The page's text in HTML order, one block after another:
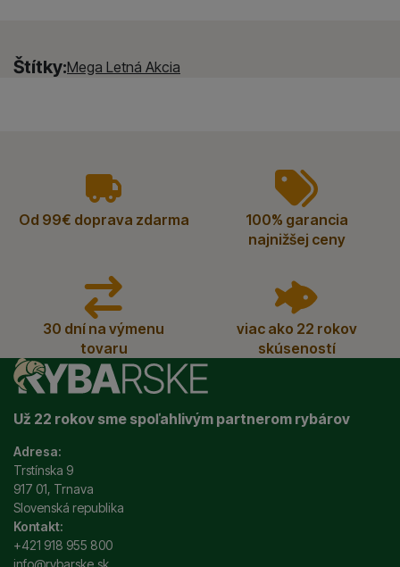
Štítky:Mega Letná Akcia
vyhody
Od 99€ doprava zdarma
100% garancia
najnižšej ceny
30 dní na výmenu
tovaru
viac ako 22 rokov
skúseností
Už 22 rokov sme spoľahlivým partnerom rybárov
Adresa:
Trstínska 9
917 01, Trnava
Slovenská republika
Kontakt:
+421 918 955 800